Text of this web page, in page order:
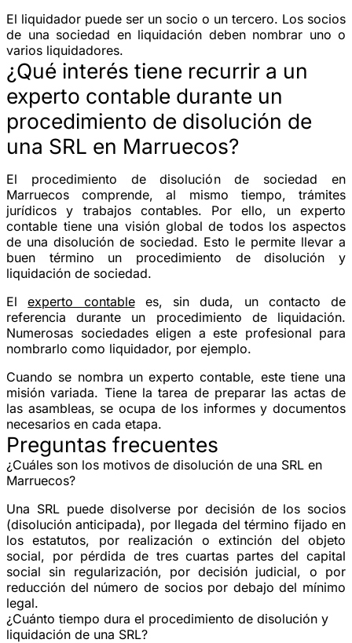
El liquidador puede ser un socio o un tercero. Los socios
de una sociedad en liquidación deben nombrar uno o
varios liquidadores.
¿Qué interés tiene recurrir a un
experto contable durante un
procedimiento de disolución de
una SRL en Marruecos?
El procedimiento de disolución de sociedad en
Marruecos comprende, al mismo tiempo, trámites
jurídicos y trabajos contables. Por ello, un experto
contable tiene una visión global de todos los aspectos
de una disolución de sociedad. Esto le permite llevar a
buen término un procedimiento de disolución y
liquidación de sociedad.
Elexperto contablees, sin duda, un contacto de
referencia durante un procedimiento de liquidación.
Numerosas sociedades eligen a este profesional para
nombrarlo como liquidador, por ejemplo.
Cuando se nombra un experto contable, este tiene una
misión variada. Tiene la tarea de preparar las actas de
las asambleas, se ocupa de los informes y documentos
necesarios en cada etapa.
Preguntas frecuentes
¿Cuáles son los motivos de disolución de una SRL en
Marruecos?
Una SRL puede disolverse por decisión de los socios
(disolución anticipada), por llegada del término fijado en
los estatutos, por realización o extinción del objeto
social, por pérdida de tres cuartas partes del capital
social sin regularización, por decisión judicial, o por
reducción del número de socios por debajo del mínimo
legal.
¿Cuánto tiempo dura el procedimiento de disolución y
liquidación de una SRL?